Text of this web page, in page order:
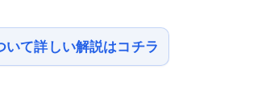
て詳しい解説はコチラ